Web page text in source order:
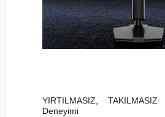
YIRTILMASIZ,
Deneyimi